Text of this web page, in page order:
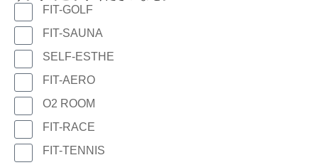
FIT-GOLF
FIT-SAUNA
SELF-ESTHE
FIT-AERO
O2 ROOM
FIT-RACE
FIT-TENNIS